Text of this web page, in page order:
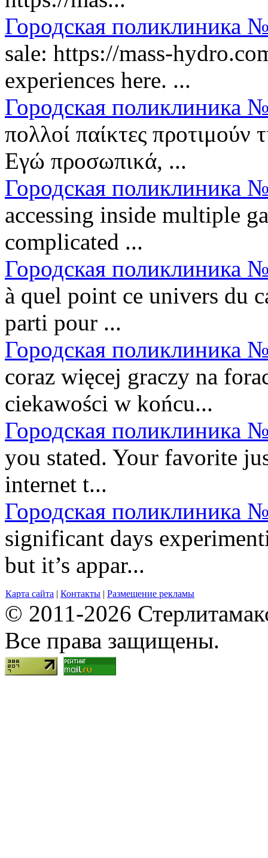
Городская поликлиника
sale: https://mass-
experiences here. ...
Городская поликлиника
πολλοί παίκτες προτιμούν
Εγώ προσωπικά, ...
Городская поликлиника
accessing inside multiple
complicated ...
Городская поликлиника
à quel point ce univers du
parti pour ...
Городская поликлиника
coraz więcej graczy na
ciekawości w końcu...
Городская поликлиника
you stated. Your favorite
internet t...
Городская поликлиника
significant days
but it’s appar...
Карта сайта | Контакты | Размещение рекламы
© 2011-2026
Все права защищены.